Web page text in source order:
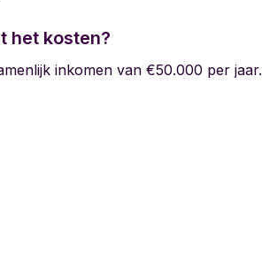
het kosten?
inkomen van €50.000 per